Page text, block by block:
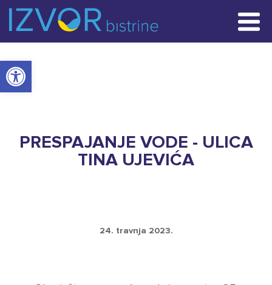
Open toolbar
KONTAKT
PRESPAJANJE VODE - ULICA
TINA UJEVIĆA
24. travnja 2023.